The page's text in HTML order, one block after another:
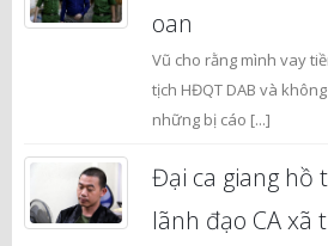
oan
Vũ cho rằng mình vay
tịch HĐQT DAB và
những bị cáo [...]
Đại ca giang hồ
lãnh đạo CA xã